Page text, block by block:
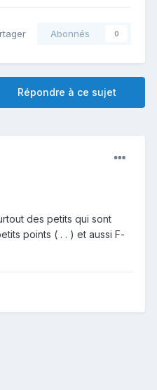
Abonnés 0
Répondre à ce sujet
des petits qui sont
points ( . . ) et aussi F-